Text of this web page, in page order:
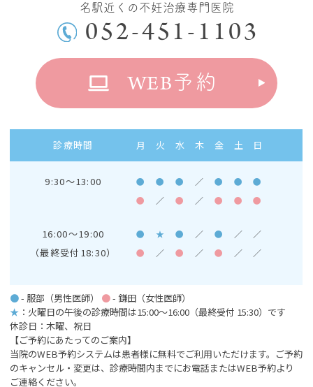
名駅近くの不妊治療専門医院
052-451-1103
WEB予約
診療時間 月 火 水 木 金 土 日
9:30～13:00 ● ● ● ／ ● ●
●
●
／ ● ／ ● ● ●
16:00～19:00 ● ★ ● ／ ● ／ ／
（最終受付18:30） ● ／ ● ／ ● ／ ／
●- 服部（男性医師） ●- 鎌田（女性医師）
★ ：火曜日の午後の診療時間は15:00～16:00 （最終受付 15:30）です
休診日：木曜、祝日
【ご予約にあたってのご案内】
当院のWEB予約システムは患者様に無料でご利用いただけます。ご予約
のキャンセル・変更は、診療時間内までにお電話またはWEB予約より
ご連絡ください。